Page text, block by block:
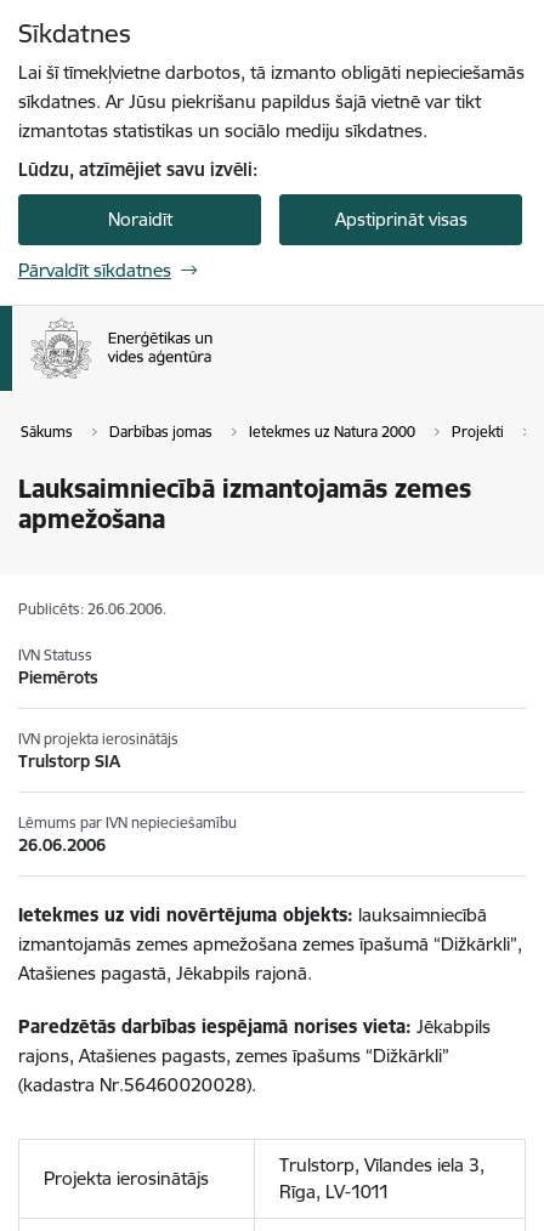
Sīkdatnes
Lai šī tīmekļvietne darbotos, tā izmanto obligāti nepieciešamās
sīkdatnes. Ar Jūsu piekrišanu papildus šajā vietnē var tikt
izmantotas statistikas un sociālo mediju sīkdatnes.
Lūdzu, atzīmējiet savu izvēli:
Noraidīt Apstiprināt visas
Pārvaldīt sīkdatnes
Sākums Darbības jomas Ietekmes uz Natura 2000 Projekti
Lauksaimniecībā izmantojamās zemes
apmežošana
Publicēts: 26.06.2006.
IVN Statuss
Piemērots
IVN projekta ierosinātājs
Trulstorp SIA
Lēmums par IVN nepieciešamību
26.06.2006
Ietekmes uz vidi novērtējuma objekts: lauksaimniecībā
izmantojamās zemes apmežošana zemes īpašumā “Dižkārkli”,
Atašienes pagastā, Jēkabpils rajonā.
Paredzētās darbības iespējamā norises vieta: Jēkabpils
rajons, Atašienes pagasts, zemes īpašums “Dižkārkli”
(kadastra Nr.56460020028).
Projekta ierosinātājs
Trulstorp, Vīlandes iela 3,
Rīga, LV-1011